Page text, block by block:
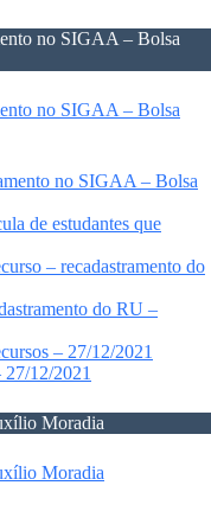
no SIGAA – Bolsa
no SIGAA – Bolsa
no SIGAA – Bolsa
de estudantes que
– recadastramento do
do RU –
– 27/12/2021
12/2021
Moradia
Moradia